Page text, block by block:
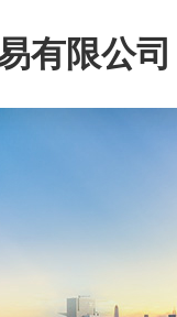
有限公司